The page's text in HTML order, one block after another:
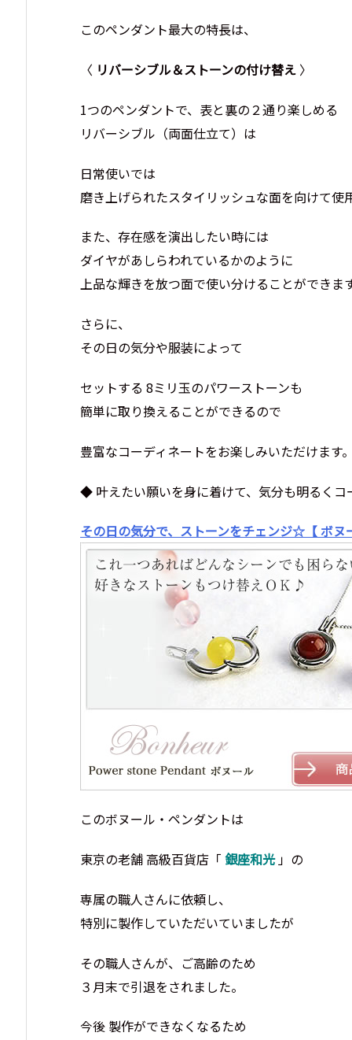
このペンダント最大の特長は、
〈 リバーシブル＆ストーンの付け替え 〉
1つのペンダントで、表と裏の２通り楽しめる
リバーシブル（両面仕立て）は
日常使いでは
磨き上げられたスタイリッシュな面を向けて使
また、存在感を演出したい時には
ダイヤがあしらわれているかのように
上品な輝きを放つ面で使い分けることができます
さらに、
その日の気分や服装によって
セットする 8ミリ玉のパワーストーンも
簡単に取り換えることができるので
豊富なコーディネートをお楽しみいただけます。
◆ 叶えたい願いを身に着けて、気分も明るくコ
その日の気分で、ストーンをチェンジ☆【 ボヌ
このボヌール・ペンダントは
東京の老舗 高級百貨店「 銀座和光」の
専属の職人さんに依頼し、
特別に製作していただいていましたが
その職人さんが、ご高齢のため
３月末で引退をされました。
今後 製作ができなくなるため